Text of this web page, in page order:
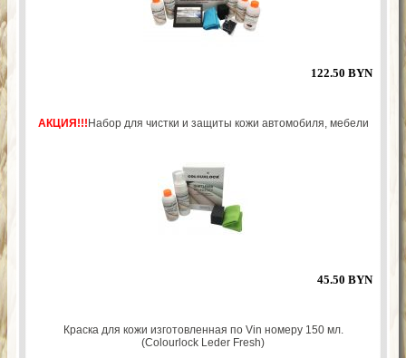
122.50 BYN
АКЦИЯ!!!Набор для чистки и защиты кожи автомобиля, мебели
45.50 BYN
Краска для кожи изготовленная по Vin номеру 150 мл.
(Colourlock Leder Fresh)